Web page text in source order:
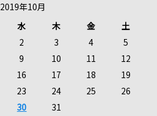
2019年10月
水 木 金
土
2 3 4
5
9 10 11
12
16 17 18
19
23 24 25
26
30 31